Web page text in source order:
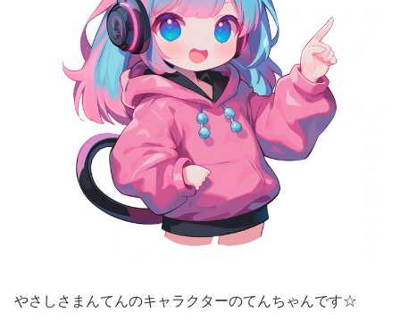
やさしさまんてんのキャラクターのてんちゃんです☆